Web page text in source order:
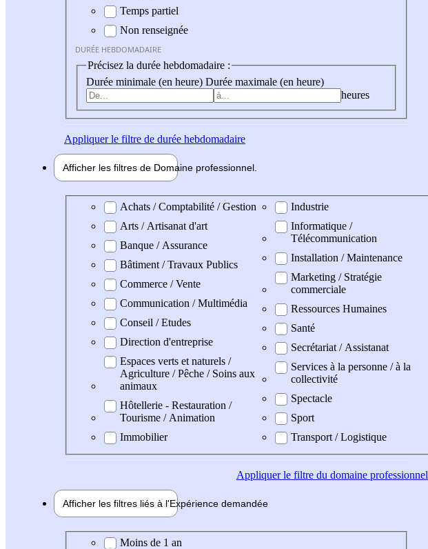
Temps partiel
Non renseignée
DURÉE HEBDOMADAIRE
Précisez la durée hebdomadaire :
Durée minimale (en heure) Durée maximale (en heure)
heures
Appliquerle filtre de durée hebdomadaire
Afficher les filtres de Domaine professionnel
Domaine professionel
Achats / Comptabilité / Gestion
Arts / Artisanat d'art
Banque / Assurance
Bâtiment / Travaux Publics
Commerce / Vente
Communication / Multimédia
Conseil / Etudes
Direction d'entreprise
Espaces verts et naturels /
Agriculture / Pêche / Soins aux
animaux
Hôtellerie - Restauration /
Tourisme / Animation
Immobilier
Industrie
Informatique /
Télécommunication
Installation / Maintenance
Marketing / Stratégie
commerciale
Ressources Humaines
Santé
Secrétariat / Assistanat
Services à la personne / à la
collectivité
Spectacle
Sport
Transport / Logistique
Appliquerle filtre du domaine professionnel
Afficher les filtres liés à l'Expérience demandée
Expérience demandée
Moins de 1 an